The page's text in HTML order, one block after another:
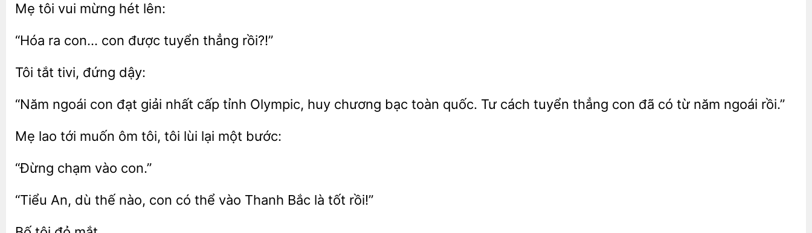
Mẹ vui mừng
ra con… được tuyển rồi?!”
tắt dậy:
“Năm ngoái con đạt giải nhất cấp tỉnh Olympic, chương bạc toàn quốc. Tư cách tuyển thẳng con từ năm ngoái rồi.”
Mẹ tới muốn ôm tôi, tôi lùi lại
vào
“Tiểu An, dù thế con có thể Thanh Bắc là rồi!”